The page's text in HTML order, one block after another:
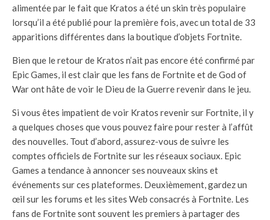
alimentée par le fait que Kratos a été un skin très populaire
lorsqu’il a été publié pour la première fois, avec un total de 33
apparitions différentes dans la boutique d’objets Fortnite.
Bien que le retour de Kratos n’ait pas encore été confirmé par
Epic Games, il est clair que les fans de Fortnite et de God of
War ont hâte de voir le Dieu de la Guerre revenir dans le jeu.
Si vous êtes impatient de voir Kratos revenir sur Fortnite, il y
a quelques choses que vous pouvez faire pour rester à l’affût
des nouvelles. Tout d’abord, assurez-vous de suivre les
comptes officiels de Fortnite sur les réseaux sociaux. Epic
Games a tendance à annoncer ses nouveaux skins et
événements sur ces plateformes. Deuxièmement, gardez un
œil sur les forums et les sites Web consacrés à Fortnite. Les
fans de Fortnite sont souvent les premiers à partager des